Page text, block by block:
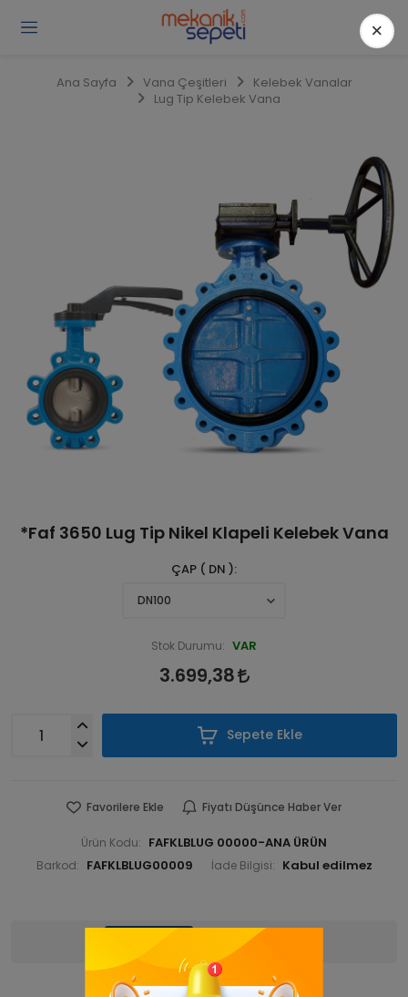
Ana Sayfa Vana Çeşitleri
Kelebek Vanalar
Lug Tip Kelebek Vana
*Faf 3650 Lug Tip Nikel Klapeli Kelebek Vana
ÇAP ( DN )
Stok Durumu: VAR
3.699,38
Sepete Ekle
Favorilere Ekle Fiyatı Düşünce Haber Ver
Ürün Kodu: FAFKLBLUG 00000-ANA ÜRÜN
Barkod: FAFKLBLUG00009 İade Bilgisi:
Yorumlar
×